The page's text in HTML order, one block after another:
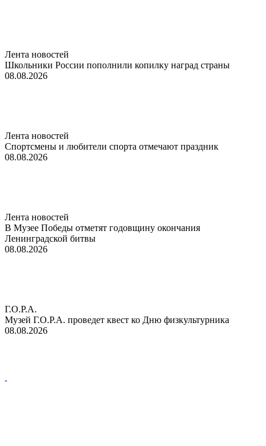
Лента новостей
Школьники России пополнили копилку наград страны
08.08.2026
Лента новостей
Спортсмены и любители спорта отмечают праздник
08.08.2026
Лента новостей
В Музее Победы отметят годовщину окончания
Ленинградской битвы
08.08.2026
Г.О.Р.А.
Музей Г.О.Р.А. проведет квест ко Дню физкультурника
08.08.2026